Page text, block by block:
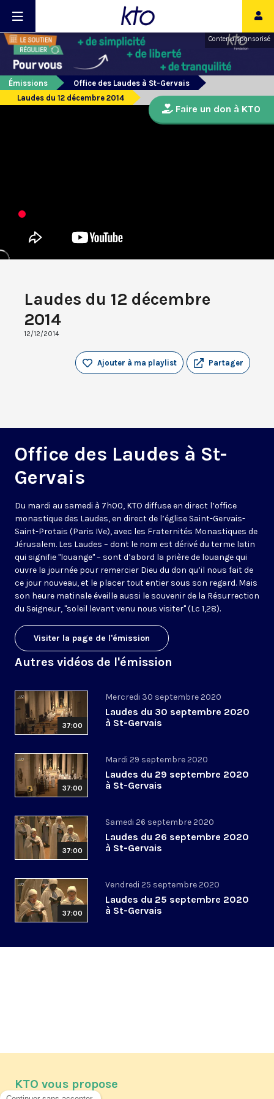
Contenu sponsorisé
Émissions
Office des Laudes à St-Gervais
Laudes du 12 décembre 2014
Laudes du 12 décembre
2014
12/12/2014
Partager
Ajouter à ma playlist
Office des Laudes à St-
Gervais
Du mardi au samedi à 7h00, KTO diffuse en direct l’office
monastique des Laudes, en direct de l’église Saint-Gervais-
Saint-Protais (Paris IVe), avec les Fraternités Monastiques de
Jérusalem. Les Laudes – dont le nom est dérivé du terme latin
qui signifie "louange" – sont d’abord la prière de louange qui
ouvre la journée pour remercier Dieu du don qu’il nous fait de
ce jour nouveau, et le placer tout entier sous son regard. Mais
son heure matinale éveille aussi le souvenir de la Résurrection
du Seigneur, "soleil levant venu nous visiter" (Lc 1,28).
Visiter la page de l'émission
Autres vidéos de l'émission
37:00
Mercredi 30 septembre 2020
Laudes du 30 septembre 2020
à St-Gervais
37:00
Mardi 29 septembre 2020
Laudes du 29 septembre 2020
à St-Gervais
37:00
Samedi 26 septembre 2020
Laudes du 26 septembre 2020
à St-Gervais
37:00
Vendredi 25 septembre 2020
Laudes du 25 septembre 2020
à St-Gervais
Faire un don à KTO
KTO vous propose